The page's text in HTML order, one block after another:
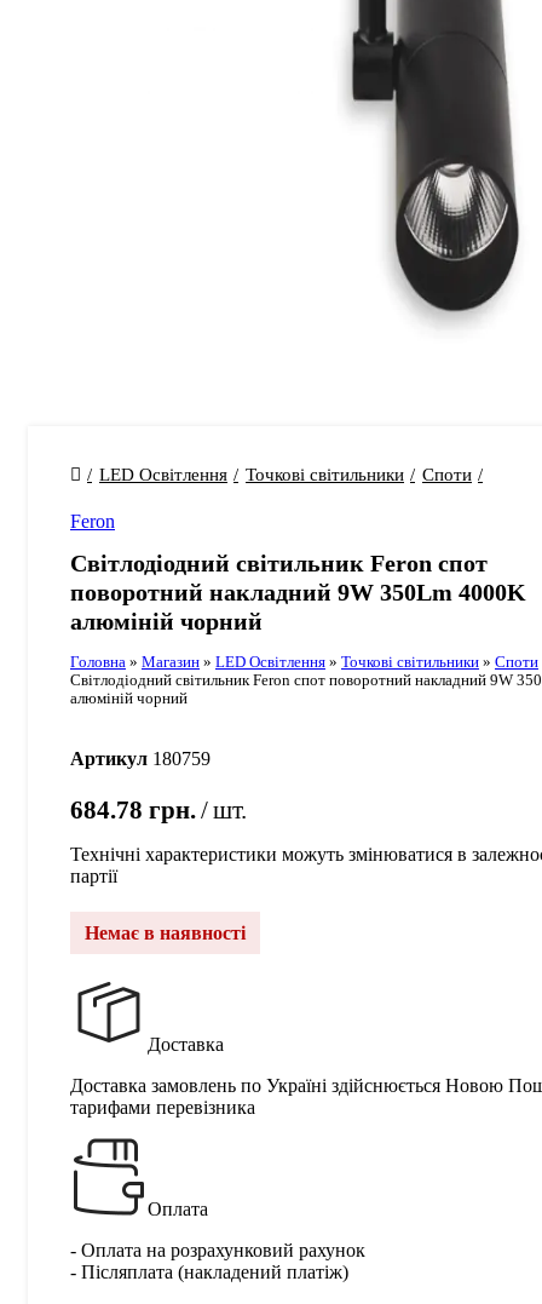
LED Освітлення Точкові світильники Споти
Feron
Світлодіодний світильник Feron cпот
поворотний накладний 9W 350Lm 4000K
алюміній чорний
Головна » Магазин » LED Освітлення » Точкові світильники » Споти
Світлодіодний світильник Feron cпот поворотний накладний 9W
алюміній чорний
Артикул 180759
684.78 грн. шт.
Технічні характеристики можуть змінюватися в
партії
Немає в наявності
Доставка
Доставка замовлень по Україні здійснюється Новою
тарифами перевізника
Оплата
- Оплата на розрахунковий рахунок
- Післяплата (накладений платіж)